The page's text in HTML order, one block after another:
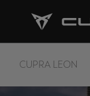
CUPRA LEON